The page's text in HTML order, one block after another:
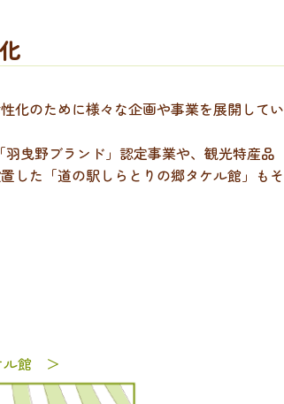
化のために様々な企画や事業を展開してい
曳野ブランド」認定事業や、観光特産品
した「道の駅しらとりの郷タケル館」もそ
ル館 ＞